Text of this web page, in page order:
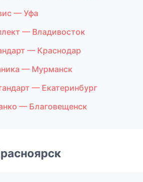
— Уфа
— Владивосток
— Краснодар
— Мурманск
— Екатеринбург
— Благовещенск